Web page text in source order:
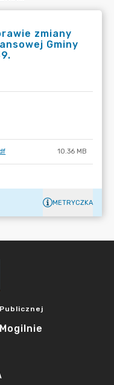
zmiany
Gminy
10.36 MB
METRYCZKA